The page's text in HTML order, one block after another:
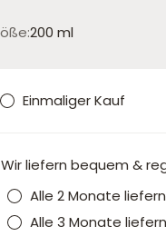
200 ml
Einmaliger Kauf
Wir liefern bequem &
Alle 2 Monate
Alle 3 Monate